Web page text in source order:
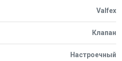
Valfex
Клапан
Настроечный